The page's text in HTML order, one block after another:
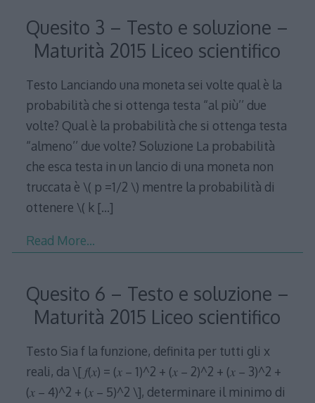
Quesito 3 – Testo e soluzione –
Maturità 2015 Liceo scientifico
Testo Lanciando una moneta sei volte qual è la
probabilità che si ottenga testa “al più’’ due
volte? Qual è la probabilità che si ottenga testa
“almeno’’ due volte? Soluzione La probabilità
che esca testa in un lancio di una moneta non
truccata è \( p =1/2 \) mentre la probabilità di
ottenere \( k […]
Read More…
Quesito 6 – Testo e soluzione –
Maturità 2015 Liceo scientifico
Testo Sia f la funzione, definita per tutti gli x
reali, da \[ 𝑓(𝑥) = (𝑥 − 1)^2 + (𝑥 − 2)^2 + (𝑥 − 3)^2 +
(𝑥 − 4)^2 + (𝑥 − 5)^2 \], determinare il minimo di